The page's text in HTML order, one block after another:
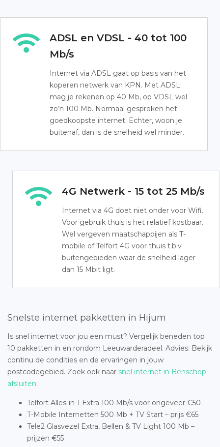
ADSL en VDSL - 40 tot 100
Mb/s
Internet via ADSL gaat op basis van het
koperen netwerk van KPN. Met ADSL
mag je rekenen op 40 Mb, op VDSL wel
zo’n 100 Mb. Normaal gesproken het
goedkoopste internet. Echter, woon je
buitenaf, dan is de snelheid wel minder.
4G Netwerk - 15 tot 25 Mb/s
Internet via 4G doet niet onder voor Wifi.
Voor gebruik thuis is het relatief kostbaar.
Wel vergeven maatschappijen als T-
mobile of Telfort 4G voor thuis t.b.v
buitengebieden waar de snelheid lager
dan 15 Mbit ligt.
Snelste internet pakketten in Hijum
Is snel internet voor jou een must? Vergelijk beneden top
10 pakketten in en rondom Leeuwarderadeel. Advies: Bekijk
continu de condities en de ervaringen in jouw
postcodegebied. Zoek ook naar snel internet in Benschop
afsluiten.
Telfort Alles-in-1 Extra 100 Mb/s voor ongeveer €50
T-Mobile Internetten 500 Mb + TV Start – prijs €65
Tele2 Glasvezel Extra, Bellen & TV Light 100 Mb –
prijzen €55